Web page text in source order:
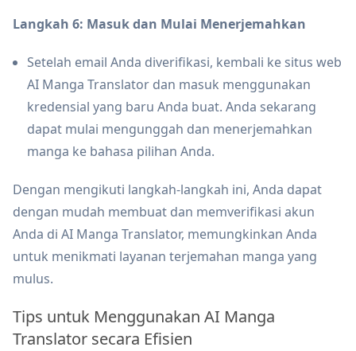
Langkah 6: Masuk dan Mulai Menerjemahkan
Setelah email Anda diverifikasi, kembali ke situs web
AI Manga Translator dan masuk menggunakan
kredensial yang baru Anda buat. Anda sekarang
dapat mulai mengunggah dan menerjemahkan
manga ke bahasa pilihan Anda.
Dengan mengikuti langkah-langkah ini, Anda dapat
dengan mudah membuat dan memverifikasi akun
Anda di AI Manga Translator, memungkinkan Anda
untuk menikmati layanan terjemahan manga yang
mulus.
Tips untuk Menggunakan AI Manga
Translator secara Efisien